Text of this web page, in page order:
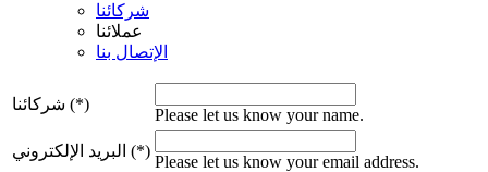
شركائنا
عملائنا
الإتصال بنا
شركائنا (*)
Please let us know your name.
البريد الإلكتروني (*)
Please let us know your email address.